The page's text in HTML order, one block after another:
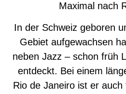
Maximal nach
In der Schweiz geboren
Gebiet aufgewachsen
neben Jazz – schon früh
entdeckt. Bei einem
Rio de Janeiro ist er